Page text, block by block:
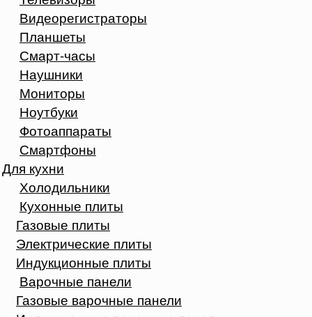
Видеорегистраторы
Планшеты
Смарт-часы
Наушники
Мониторы
Ноутбуки
Фотоаппараты
Смартфоны
Для кухни
Холодильники
Кухонные плиты
Газовые плиты
Электрические плиты
Индукционные плиты
Варочные панели
Газовые варочные панели